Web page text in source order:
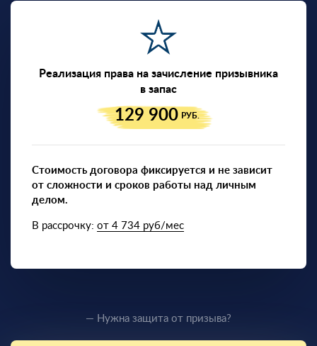
Реализация права на зачисление призывника
в запас
129 900 РУБ.
Стоимость договора фиксируется и не зависит
от сложности и сроков работы над личным
делом.
В рассрочку: от 4 734 руб/мес
— Нужна защита от призыва?